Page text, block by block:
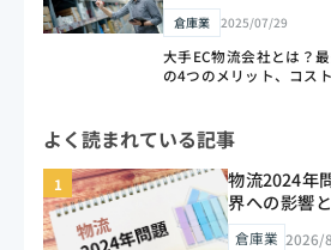
倉庫業 2025/07/29
大手EC物流会社とは？
の4つのメリット、コス
分けまで物流のプロが
EC物流の委託先選びで迷
向けの2026年最新版ガイ
よく読まれている記事
物流2024年
界への影響
版】
倉庫業 2026/